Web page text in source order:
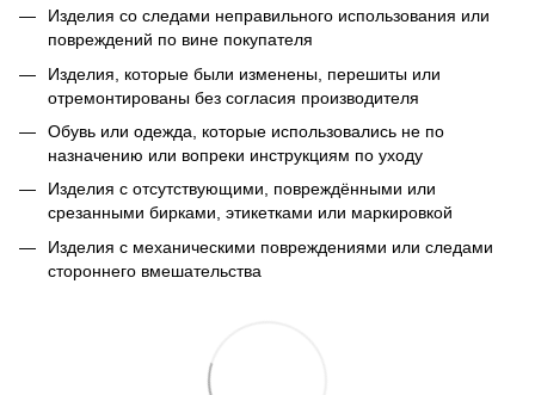
Изделия со следами неправильного использования или
повреждений по вине покупателя
Изделия, которые были изменены, перешиты или
отремонтированы без согласия производителя
Обувь или одежда, которые использовались не по
назначению или вопреки инструкциям по уходу
Изделия с отсутствующими, повреждёнными или
срезанными бирками, этикетками или маркировкой
Изделия с механическими повреждениями или следами
стороннего вмешательства